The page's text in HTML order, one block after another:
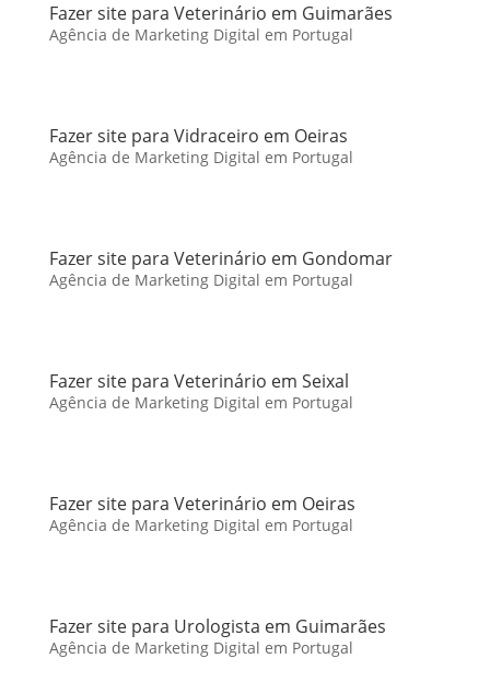
Fazer site para Veterinário em Guimarães
Agência de Marketing Digital em Portugal
Fazer site para Vidraceiro em Oeiras
Agência de Marketing Digital em Portugal
Fazer site para Veterinário em Gondomar
Agência de Marketing Digital em Portugal
Fazer site para Veterinário em Seixal
Agência de Marketing Digital em Portugal
Fazer site para Veterinário em Oeiras
Agência de Marketing Digital em Portugal
Fazer site para Urologista em Guimarães
Agência de Marketing Digital em Portugal